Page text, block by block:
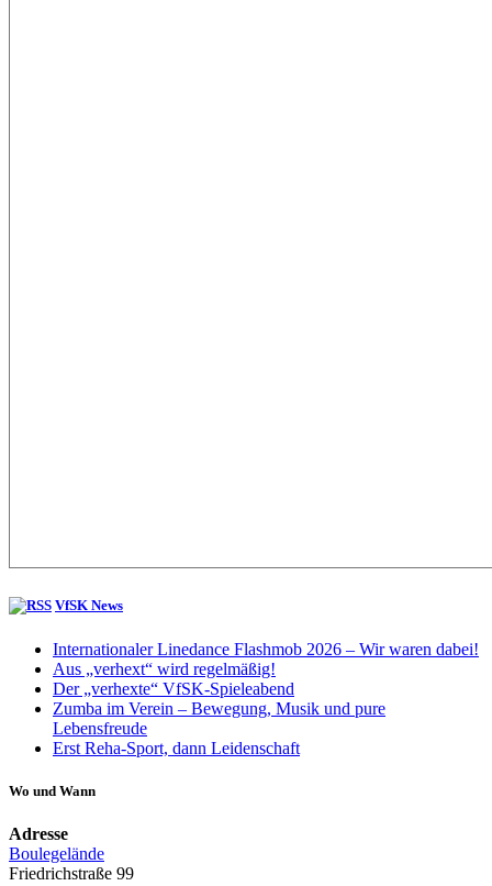
VfSK News
Internationaler Linedance Flashmob 2026 – Wir waren dabei!
Aus „verhext“ wird regelmäßig!
Der „verhexte“ VfSK-Spieleabend
Zumba im Verein – Bewegung, Musik und pure
Lebensfreude
Erst Reha-Sport, dann Leidenschaft
Wo und Wann
Adresse
Boulegelände
Friedrichstraße 99